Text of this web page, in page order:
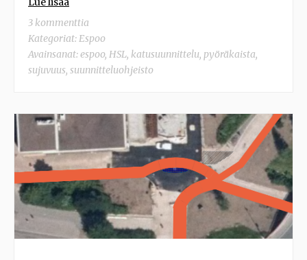
3 kommenttia
Kategoriat:Espoo
Avainsanat:espoo, HSL, katusuunnittelu, pyöräkaista,
sujuvuus, suunnitteluohjeisto